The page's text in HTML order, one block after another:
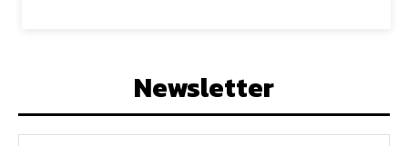
Newsletter